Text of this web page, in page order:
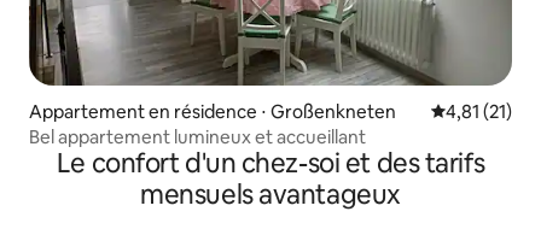
Appartement en résidence ⋅ Großenkneten Évaluation
4,81 (21)
Bel appartement lumineux et accueillant
Le confort d'un chez-soi et des tarifs
mensuels avantageux